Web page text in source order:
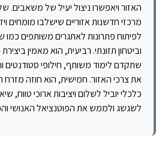
האזור ויאפשרו ניצול יעיל של משאבים.
מרכזי חדשנות אזוריים שישלבו מומחים
לפיתוח פתרונות לאתגרים משותפים כמו
וביטחון תזונתי. רביעית, הוא מאמין
שתקדם לימוד משותף, חילופי סטודנטים
את צרכי האזור. חמישית, הוא חוזה מזרח
כלכלי יוביל לשלום ויציבות ארוכי טווח,
לשגשג ולממש את הפוטנציאל האנושי